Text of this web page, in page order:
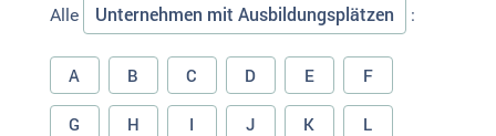
Alle Unternehmen mit Ausbildungsplätzen :
A B C D E F
G H I J K L